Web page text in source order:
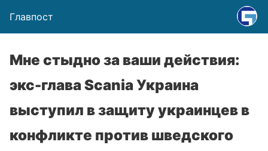
Главпост
Мне стыдно за ваши действия:
экс-глава Scania Украина
выступил в защиту украинцев в
конфликте против шведского